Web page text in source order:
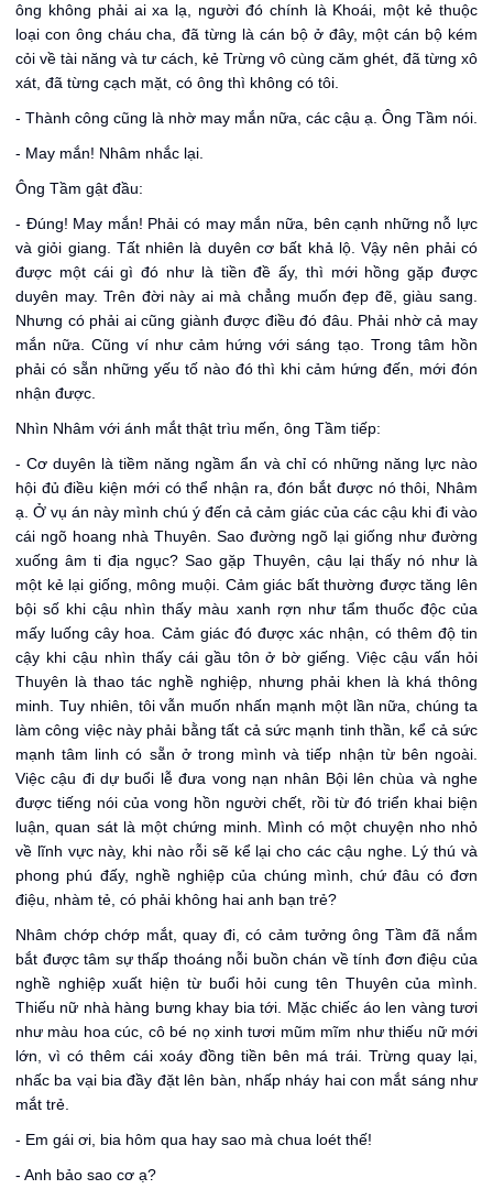
ông không phải ai xa lạ, người đó chính là Khoái, một kẻ thuộc
loại con ông cháu cha, đã từng là cán bộ ở đây, một cán bộ kém
cỏi về tài năng và tư cách, kẻ Trừng vô cùng căm ghét, đã từng xô
xát, đã từng cạch mặt, có ông thì không có tôi.
- Thành công cũng là nhờ may mắn nữa, các cậu ạ. Ông Tầm nói.
- May mắn! Nhâm nhắc lại.
Ông Tầm gật đầu:
- Đúng! May mắn! Phải có may mắn nữa, bên cạnh những nỗ lực
và giỏi giang. Tất nhiên là duyên cơ bất khả lộ. Vậy nên phải có
được một cái gì đó như là tiền đề ấy, thì mới hồng gặp được
duyên may. Trên đời này ai mà chẳng muốn đẹp đẽ, giàu sang.
Nhưng có phải ai cũng giành được điều đó đâu. Phải nhờ cả may
mắn nữa. Cũng ví như cảm hứng với sáng tạo. Trong tâm hồn
phải có sẵn những yếu tố nào đó thì khi cảm hứng đến, mới đón
nhận được.
Nhìn Nhâm với ánh mắt thật trìu mến, ông Tầm tiếp:
- Cơ duyên là tiềm năng ngầm ẩn và chỉ có những năng lực nào
hội đủ điều kiện mới có thể nhận ra, đón bắt được nó thôi, Nhâm
ạ. Ở vụ án này mình chú ý đến cả cảm giác của các cậu khi đi vào
cái ngõ hoang nhà Thuyên. Sao đường ngõ lại giống như đường
xuống âm ti địa ngục? Sao gặp Thuyên, cậu lại thấy nó như là
một kẻ lại giống, mông muội. Cảm giác bất thường được tăng lên
bội số khi cậu nhìn thấy màu xanh rợn như tẩm thuốc độc của
mấy luống cây hoa. Cảm giác đó được xác nhận, có thêm độ tin
cậy khi cậu nhìn thấy cái gầu tôn ở bờ giếng. Việc cậu vấn hỏi
Thuyên là thao tác nghề nghiệp, nhưng phải khen là khá thông
minh. Tuy nhiên, tôi vẫn muốn nhấn mạnh một lần nữa, chúng ta
làm công việc này phải bằng tất cả sức mạnh tinh thần, kể cả sức
mạnh tâm linh có sẵn ở trong mình và tiếp nhận từ bên ngoài.
Việc cậu đi dự buổi lễ đưa vong nạn nhân Bội lên chùa và nghe
được tiếng nói của vong hồn người chết, rồi từ đó triển khai biện
luận, quan sát là một chứng minh. Mình có một chuyện nho nhỏ
về lĩnh vực này, khi nào rỗi sẽ kể lại cho các cậu nghe. Lý thú và
phong phú đấy, nghề nghiệp của chúng mình, chứ đâu có đơn
điệu, nhàm tẻ, có phải không hai anh bạn trẻ?
Nhâm chớp chớp mắt, quay đi, có cảm tưởng ông Tầm đã nắm
bắt được tâm sự thấp thoáng nỗi buồn chán về tính đơn điệu của
nghề nghiệp xuất hiện từ buổi hỏi cung tên Thuyên của mình.
Thiếu nữ nhà hàng bưng khay bia tới. Mặc chiếc áo len vàng tươi
như màu hoa cúc, cô bé nọ xinh tươi mũm mĩm như thiếu nữ mới
lớn, vì có thêm cái xoáy đồng tiền bên má trái. Trừng quay lại,
nhấc ba vại bia đầy đặt lên bàn, nhấp nháy hai con mắt sáng như
mắt trẻ.
- Em gái ơi, bia hôm qua hay sao mà chua loét thế!
- Anh bảo sao cơ ạ?